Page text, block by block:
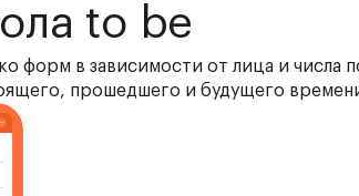
to be
форм в зависимости от лица и числа
прошедшего и будущего